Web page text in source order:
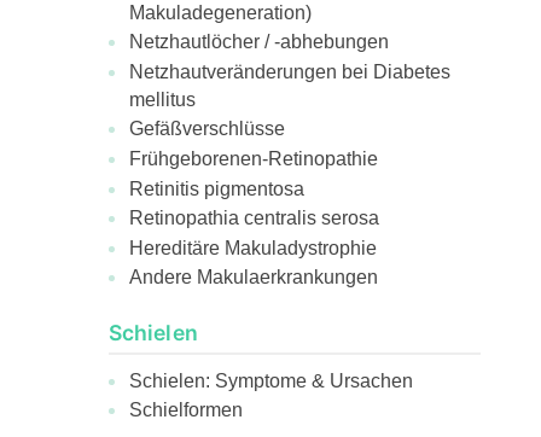
Makuladegeneration)
Netzhautlöcher / -abhebungen
Netzhautveränderungen bei Diabetes
mellitus
Gefäßverschlüsse
Frühgeborenen-Retinopathie
Retinitis pigmentosa
Retinopathia centralis serosa
Hereditäre Makuladystrophie
Andere Makulaerkrankungen
Schielen
Schielen: Symptome & Ursachen
Schielformen